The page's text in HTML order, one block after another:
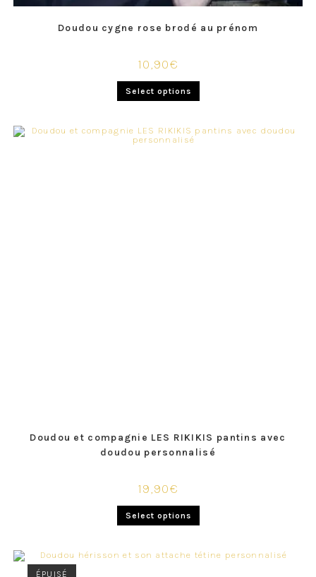
Doudou cygne rose brodé au prénom
10,90€
Select options
Doudou et compagnie LES RIKIKIS pantins avec
doudou personnalisé
19,90€
Select options
ÉPUISÉ